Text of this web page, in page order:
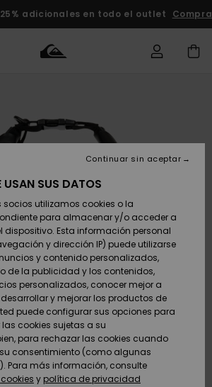
adicionales en todo el outlet Comprar
Zapatos y
chanclas
Surf
Snow
Novedades
Zapatos y
chanclas
Surf
Snow
Novedades
Destacados
Snow
Hombre
Highlights
Comunidad
Snow
Hombre
Snow Niños
Tienda
Snow Mujer
Destacados
Comunidad
Hombre
Outlet
Mujer
Envio
Devoluciones
Pago
Tarjeta de
regalo
Quiksilver
Freedom
Protección de
datos
personales
SUS DATOS
socios utilizamos cookies o la
para almacenar y/o acceder a
dispositivo. Esta información personal
y dirección IP) puede utilizarse
y contenido personalizados,
de la publicidad y los contenidos,
personalizados, conocer mejor a
y mejorar los productos de
puede configurar sus opciones para
cookies sujetas a su
para rechazar las cookies cuando
consentimiento (como algunas
Para más información, consulte
y política de privacidad
Continuar sin aceptar